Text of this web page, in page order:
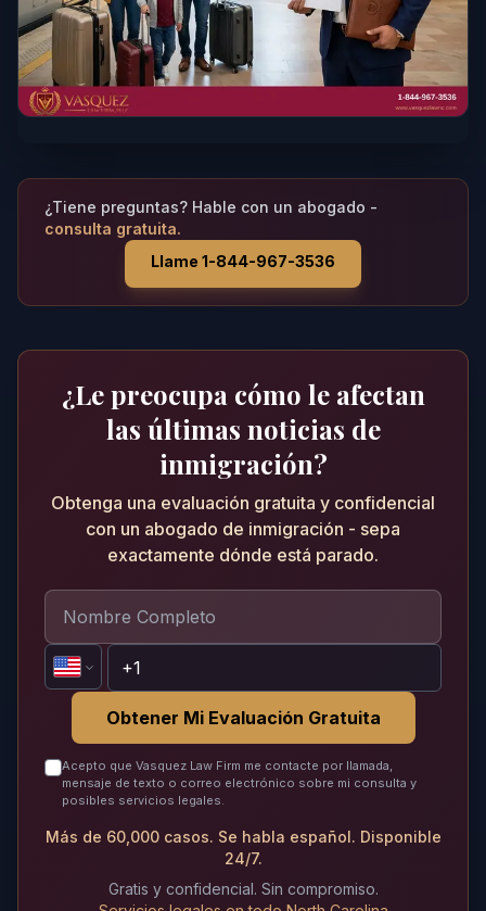
¿Tiene preguntas? Hable con un abogado -
consulta gratuita.
Llame 1-844-967-3536
¿Le preocupa cómo le afectan
las últimas noticias de
inmigración?
Obtenga una evaluación gratuita y confidencial
con un abogado de inmigración - sepa
exactamente dónde está parado.
Obtener Mi Evaluación Gratuita
Acepto que Vasquez Law Firm me contacte por llamada,
mensaje de texto o correo electrónico sobre mi consulta y
posibles servicios legales.
Más de 60,000 casos. Se habla español. Disponible
24/7.
Gratis y confidencial. Sin compromiso.